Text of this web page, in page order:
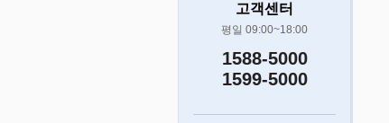
고객센터
평일 09:00~18:00
1588-5000
1599-5000